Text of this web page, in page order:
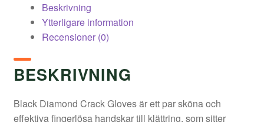
Beskrivning
Ytterligare information
Recensioner (0)
BESKRIVNING
Black Diamond Crack Gloves är ett par sköna och
effektiva fingerlösa handskar till klättring, som sitter